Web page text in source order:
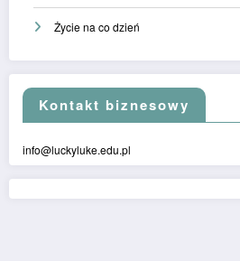
Życie na co dzień
Kontakt biznesowy
info@luckyluke.edu.pl